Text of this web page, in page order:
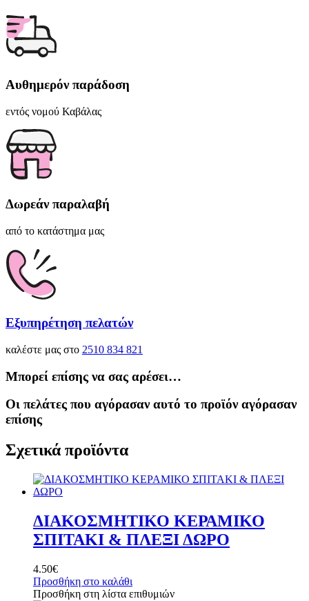
Αυθημερόν παράδοση
εντός νομού Καβάλας
Δωρεάν παραλαβή
από το κατάστημα μας
Εξυπηρέτηση πελατών
καλέστε μας στο 2510 834 821
Μπορεί επίσης να σας αρέσει…
Οι πελάτες που αγόρασαν αυτό το προϊόν αγόρασαν
επίσης
Σχετικά προϊόντα
ΔΙΑΚΟΣΜΗΤΙΚΟ ΚΕΡΑΜΙΚΟ
ΣΠΙΤΑΚΙ & ΠΛΕΞΙ ΔΩΡΟ
4.50€
Προσθήκη στο καλάθι
Προσθήκη στη λίστα επιθυμιών